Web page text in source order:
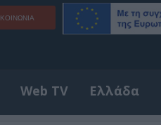
Web TV Ελλάδα